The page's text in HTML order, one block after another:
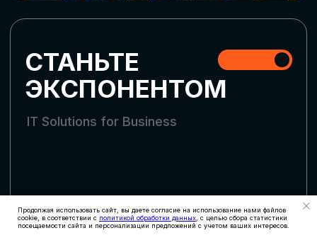
Продолжая использовать сайт, вы даете согласие на использование нами файлов
cookie, в соответствии с политикой обработки данных , с целью сбора статистики
посещаемости сайта и персонализации предложений с учетом ваших интересов.